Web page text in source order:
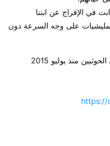
في الإفراج عن ابننا
على وجه السرعة دون
منذ يوليو 2015
https://